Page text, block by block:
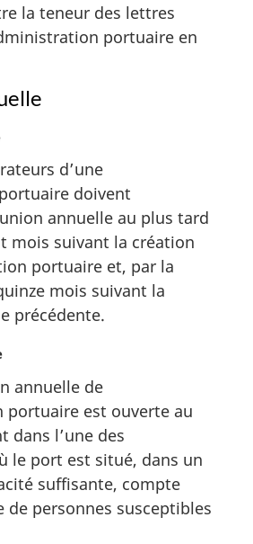
la teneur des lettres
portuaire en
d’une
doivent
annuelle au plus tard
mois suivant la création
portuaire et, par la
mois suivant la
précédente.
annuelle de
portuaire est ouverte au
dans l’une des
le port est situé, dans un
suffisante, compte
personnes susceptibles